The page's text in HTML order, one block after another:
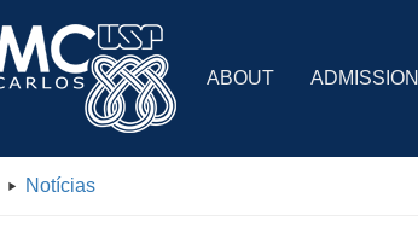
ABOUT ADMISSION
Notícias